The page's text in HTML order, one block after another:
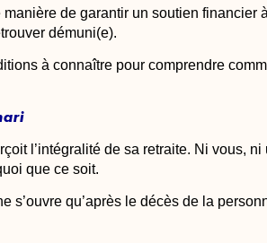
manière de garantir un soutien financier
démuni(e).
à connaître pour comprendre
l’intégralité de sa retraite. Ni vous, ni
que ce soit.
s’ouvre qu’après le décès de la